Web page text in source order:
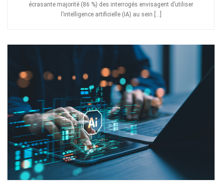
écrasante majorité (86 %) des interrogés envisagent d’utiliser
l’intelligence artificielle (IA) au sein […]